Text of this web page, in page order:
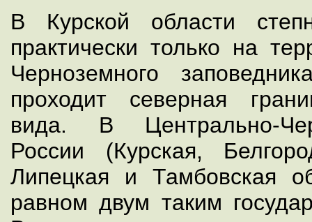
В Курской области
практически только на
Черноземного
проходит северная
вида. В Центрально-
России (Курская,
Липецкая и Тамбовская
равном двум таким